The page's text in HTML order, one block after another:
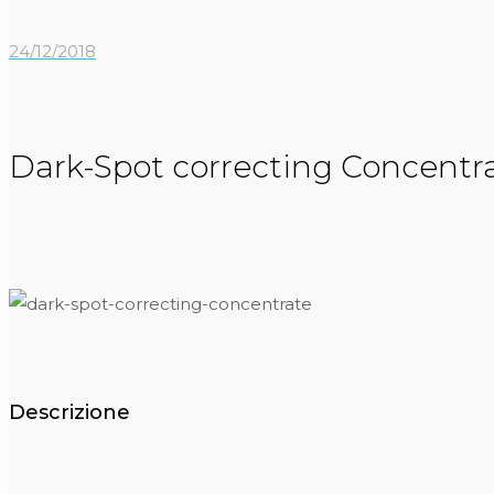
24/12/2018
Dark-Spot correcting
Descrizione